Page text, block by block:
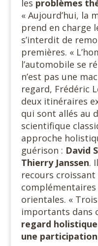
les problèmes
« Aujourd’hui, la
prend en charge
s’interdit de
premières. «
l’automobile se
n’est pas une
regard, Frédéric
deux itinéraires
qui sont allés au
scientifique
approche
guérison : David
Thierry Janssen.
recours croissant
orientales. «
importants dans
regard
une